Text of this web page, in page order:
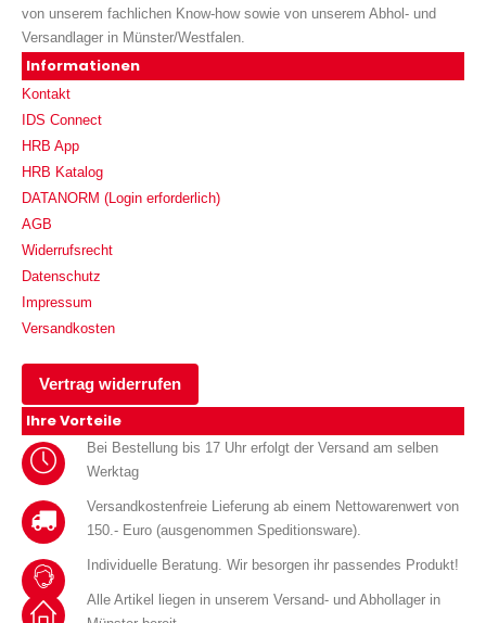
von unserem fachlichen Know-how sowie von unserem Abhol- und
Versandlager in Münster/Westfalen.
Informationen
Kontakt
IDS Connect
HRB App
HRB Katalog
DATANORM (Login erforderlich)
AGB
Widerrufsrecht
Datenschutz
Impressum
Versandkosten
Vertrag widerrufen
Ihre Vorteile
Bei Bestellung bis 17 Uhr erfolgt der Versand am selben
Werktag
Versandkostenfreie Lieferung ab einem Nettowarenwert von
150.- Euro (ausgenommen Speditionsware).
Individuelle Beratung. Wir besorgen ihr passendes Produkt!
Alle Artikel liegen in unserem Versand- und Abhollager in